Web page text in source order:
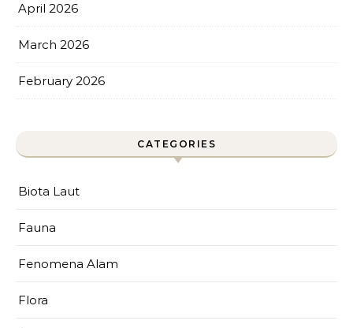
April 2026
March 2026
February 2026
CATEGORIES
Biota Laut
Fauna
Fenomena Alam
Flora